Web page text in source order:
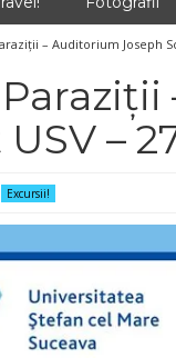
– Auditorium Joseph
–
Excursii!